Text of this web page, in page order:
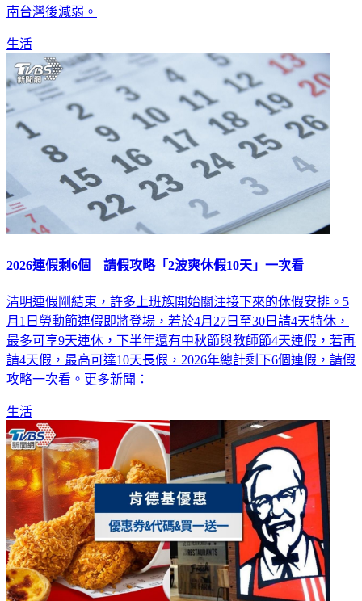
南台灣後減弱。
生活
2026連假剩6個 請假攻略「2波爽休假10天」一次看
清明連假剛結束，許多上班族開始關注接下來的休假安排。5
月1日勞動節連假即將登場，若於4月27日至30日請4天特休，
最多可享9天連休，下半年還有中秋節與教師節4天連假，若再
請4天假，最高可達10天長假，2026年總計剩下6個連假，請假
攻略一次看。更多新聞：
生活